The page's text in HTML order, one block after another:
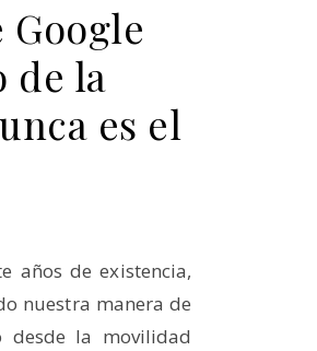
Google
de la
es el
años de existencia,
nuestra manera de
desde la movilidad